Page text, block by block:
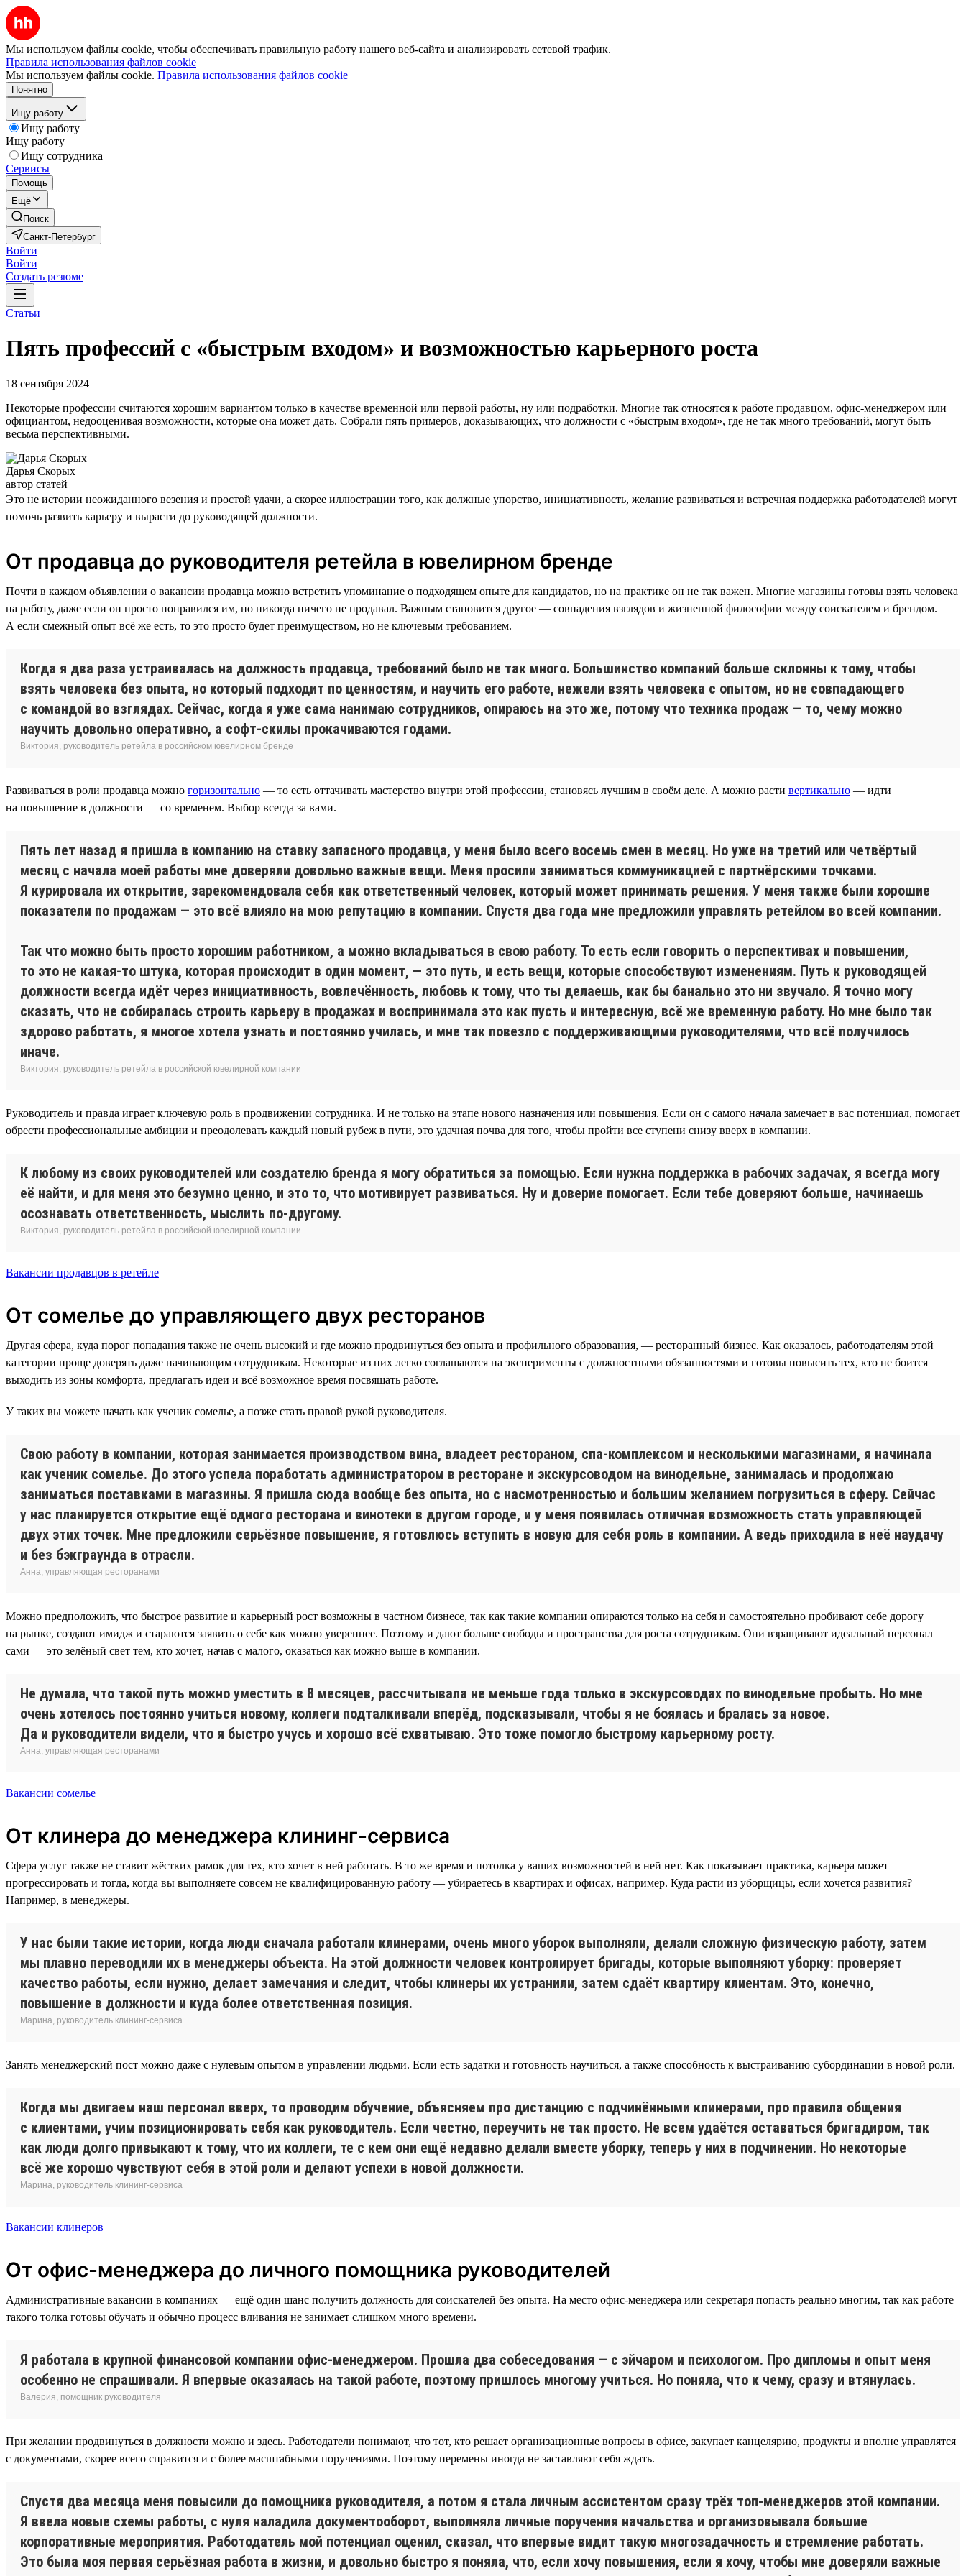
Мы используем файлы cookie, чтобы обеспечивать правильную работу нашего веб-сайта и анализировать сетевой трафик.
Правила использования файлов cookie
Мы используем файлы cookie. Правила использования файлов cookie
Понятно
Ищу работу
Ищу работу
Ищу работу
Ищу сотрудника
Сервисы
Помощь
Ещё
Поиск
Санкт-Петербург
Войти
Войти
Создать резюме
Статьи
Пять профессий с «быстрым входом» и возможностью карьерного роста
18 сентября 2024
Некоторые профессии считаются хорошим вариантом только в качестве временной или первой работы, ну или подработки. Многие так относятся к работе продавцом, офис-менеджером или
официантом, недооценивая возможности, которые она может дать. Собрали пять примеров, доказывающих, что должности с «быстрым входом», где не так много требований, могут быть
весьма перспективными.
Дарья Скорых
автор статей
Это не истории неожиданного везения и простой удачи, а скорее иллюстрации того, как должные упорство, инициативность, желание развиваться и встречная поддержка работодателей могут
помочь развить карьеру и вырасти до руководящей должности.
От продавца до руководителя ретейла в ювелирном бренде
Почти в каждом объявлении о вакансии продавца можно встретить упоминание о подходящем опыте для кандидатов, но на практике он не так важен. Многие магазины готовы взять человека
на работу, даже если он просто понравился им, но никогда ничего не продавал. Важным становится другое — совпадения взглядов и жизненной философии между соискателем и брендом.
А если смежный опыт всё же есть, то это просто будет преимуществом, но не ключевым требованием.
Когда я два раза устраивалась на должность продавца, требований было не так много. Большинство компаний больше склонны к тому, чтобы
взять человека без опыта, но который подходит по ценностям, и научить его работе, нежели взять человека с опытом, но не совпадающего
с командой во взглядах. Сейчас, когда я уже сама нанимаю сотрудников, опираюсь на это же, потому что техника продаж — то, чему можно
научить довольно оперативно, а софт-скилы прокачиваются годами.
Виктория, руководитель ретейла в российском ювелирном бренде
Развиваться в роли продавца можно горизонтально — то есть оттачивать мастерство внутри этой профессии, становясь лучшим в своём деле. А можно расти вертикально — идти
на повышение в должности — со временем. Выбор всегда за вами.
Пять лет назад я пришла в компанию на ставку запасного продавца, у меня было всего восемь смен в месяц. Но уже на третий или четвёртый
месяц с начала моей работы мне доверяли довольно важные вещи. Меня просили заниматься коммуникацией с партнёрскими точками.
Я курировала их открытие, зарекомендовала себя как ответственный человек, который может принимать решения. У меня также были хорошие
показатели по продажам — это всё влияло на мою репутацию в компании. Спустя два года мне предложили управлять ретейлом во всей компании.
Так что можно быть просто хорошим работником, а можно вкладываться в свою работу. То есть если говорить о перспективах и повышении,
то это не какая-то штука, которая происходит в один момент, — это путь, и есть вещи, которые способствуют изменениям. Путь к руководящей
должности всегда идёт через инициативность, вовлечённость, любовь к тому, что ты делаешь, как бы банально это ни звучало. Я точно могу
сказать, что не собиралась строить карьеру в продажах и воспринимала это как пусть и интересную, всё же временную работу. Но мне было так
здорово работать, я многое хотела узнать и постоянно училась, и мне так повезло с поддерживающими руководителями, что всё получилось
иначе.
Виктория, руководитель ретейла в российской ювелирной компании
Руководитель и правда играет ключевую роль в продвижении сотрудника. И не только на этапе нового назначения или повышения. Если он с самого начала замечает в вас потенциал, помогает
обрести профессиональные амбиции и преодолевать каждый новый рубеж в пути, это удачная почва для того, чтобы пройти все ступени снизу вверх в компании.
К любому из своих руководителей или создателю бренда я могу обратиться за помощью. Если нужна поддержка в рабочих задачах, я всегда могу
её найти, и для меня это безумно ценно, и это то, что мотивирует развиваться. Ну и доверие помогает. Если тебе доверяют больше, начинаешь
осознавать ответственность, мыслить по-другому.
Виктория, руководитель ретейла в российской ювелирной компании
Вакансии продавцов в ретейле
От сомелье до управляющего двух ресторанов
Другая сфера, куда порог попадания также не очень высокий и где можно продвинуться без опыта и профильного образования, — ресторанный бизнес. Как оказалось, работодателям этой
категории проще доверять даже начинающим сотрудникам. Некоторые из них легко соглашаются на эксперименты с должностными обязанностями и готовы повысить тех, кто не боится
выходить из зоны комфорта, предлагать идеи и всё возможное время посвящать работе.
У таких вы можете начать как ученик сомелье, а позже стать правой рукой руководителя.
Свою работу в компании, которая занимается производством вина, владеет рестораном, спа-комплексом и несколькими магазинами, я начинала
как ученик сомелье. До этого успела поработать администратором в ресторане и экскурсоводом на винодельне, занималась и продолжаю
заниматься поставками в магазины. Я пришла сюда вообще без опыта, но с насмотренностью и большим желанием погрузиться в сферу. Сейчас
у нас планируется открытие ещё одного ресторана и винотеки в другом городе, и у меня появилась отличная возможность стать управляющей
двух этих точек. Мне предложили серьёзное повышение, я готовлюсь вступить в новую для себя роль в компании. А ведь приходила в неё наудачу
и без бэкграунда в отрасли.
Анна, управляющая ресторанами
Можно предположить, что быстрое развитие и карьерный рост возможны в частном бизнесе, так как такие компании опираются только на себя и самостоятельно пробивают себе дорогу
на рынке, создают имидж и стараются заявить о себе как можно увереннее. Поэтому и дают больше свободы и пространства для роста сотрудникам. Они взращивают идеальный персонал
сами — это зелёный свет тем, кто хочет, начав с малого, оказаться как можно выше в компании.
Не думала, что такой путь можно уместить в 8 месяцев, рассчитывала не меньше года только в экскурсоводах по винодельне пробыть. Но мне
очень хотелось постоянно учиться новому, коллеги подталкивали вперёд, подсказывали, чтобы я не боялась и бралась за новое.
Да и руководители видели, что я быстро учусь и хорошо всё схватываю. Это тоже помогло быстрому карьерному росту.
Анна, управляющая ресторанами
Вакансии сомелье
От клинера до менеджера клининг-сервиса
Сфера услуг также не ставит жёстких рамок для тех, кто хочет в ней работать. В то же время и потолка у ваших возможностей в ней нет. Как показывает практика, карьера может
прогрессировать и тогда, когда вы выполняете совсем не квалифицированную работу — убираетесь в квартирах и офисах, например. Куда расти из уборщицы, если хочется развития?
Например, в менеджеры.
У нас были такие истории, когда люди сначала работали клинерами, очень много уборок выполняли, делали сложную физическую работу, затем
мы плавно переводили их в менеджеры объекта. На этой должности человек контролирует бригады, которые выполняют уборку: проверяет
качество работы, если нужно, делает замечания и следит, чтобы клинеры их устранили, затем сдаёт квартиру клиентам. Это, конечно,
повышение в должности и куда более ответственная позиция.
Марина, руководитель клининг-сервиса
Занять менеджерский пост можно даже с нулевым опытом в управлении людьми. Если есть задатки и готовность научиться, а также способность к выстраиванию субординации в новой роли.
Когда мы двигаем наш персонал вверх, то проводим обучение, объясняем про дистанцию с подчинёнными клинерами, про правила общения
с клиентами, учим позиционировать себя как руководитель. Если честно, переучить не так просто. Не всем удаётся оставаться бригадиром, так
как люди долго привыкают к тому, что их коллеги, те с кем они ещё недавно делали вместе уборку, теперь у них в подчинении. Но некоторые
всё же хорошо чувствуют себя в этой роли и делают успехи в новой должности.
Марина, руководитель клининг-сервиса
Вакансии клинеров
От офис-менеджера до личного помощника руководителей
Административные вакансии в компаниях — ещё один шанс получить должность для соискателей без опыта. На место офис-менеджера или секретаря попасть реально многим, так как работе
такого толка готовы обучать и обычно процесс вливания не занимает слишком много времени.
Я работала в крупной финансовой компании офис-менеджером. Прошла два собеседования — с эйчаром и психологом. Про дипломы и опыт меня
особенно не спрашивали. Я впервые оказалась на такой работе, поэтому пришлось многому учиться. Но поняла, что к чему, сразу и втянулась.
Валерия, помощник руководителя
При желании продвинуться в должности можно и здесь. Работодатели понимают, что тот, кто решает организационные вопросы в офисе, закупает канцелярию, продукты и вполне управлятся
с документами, скорее всего справится и с более масштабными поручениями. Поэтому перемены иногда не заставляют себя ждать.
Спустя два месяца меня повысили до помощника руководителя, а потом я стала личным ассистентом сразу трёх топ-менеджеров этой компании.
Я ввела новые схемы работы, с нуля наладила документооборот, выполняла личные поручения начальства и организовывала большие
корпоративные мероприятия. Работодатель мой потенциал оценил, сказал, что впервые видит такую многозадачность и стремление работать.
Это была моя первая серьёзная работа в жизни, и довольно быстро я поняла, что, если хочу повышения, если я хочу, чтобы мне доверяли важные